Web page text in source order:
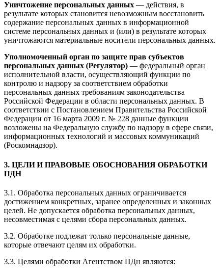
Уничтожение персональных данных — действия, в
результате которых становится невозможным восстановить
содержание персональных данных в информационной
системе персональных данных и (или) в результате которых
уничтожаются материальные носители персональных данных.
Уполномоченный орган по защите прав субъектов
персональных данных (Регулятор) — федеральный орган
исполнительной власти, осуществляющий функции по
контролю и надзору за соответствием обработки
персональных данных требованиям законодательства
Российской Федерации в области персональных данных. В
соответствии с Постановлением Правительства Российской
Федерации от 16 марта 2009 г. № 228 данные функции
возложены на Федеральную службу по надзору в сфере связи,
информационных технологий и массовых коммуникаций
(Роскомнадзор).
3. ЦЕЛИ И ПРАВОВЫЕ ОБОСНОВАНИЯ ОБРАБОТКИ
ПДН
3.1. Обработка персональных данных ограничивается
достижением конкретных, заранее определенных и законных
целей. Не допускается обработка персональных данных,
несовместимая с целями сбора персональных данных.
3.2. Обработке подлежат только персональные данные,
которые отвечают целям их обработки.
3.3. Целями обработки Агентством ПДн являются: